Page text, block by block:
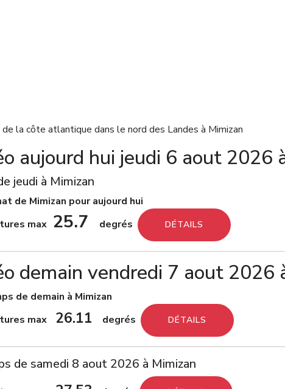
la côte atlantique dans le nord des Landes à Mimizan
aujourd hui jeudi 6 aout 2026
jeudi à Mimizan
max 25.7 degrés DÉTAILS
demain vendredi 7 aout 2026
max 26.11 degrés DÉTAILS
de samedi 8 aout 2026 à Mimizan